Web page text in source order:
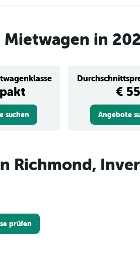
in
€ 55
suchen Angebote
Richmond,
prüfen